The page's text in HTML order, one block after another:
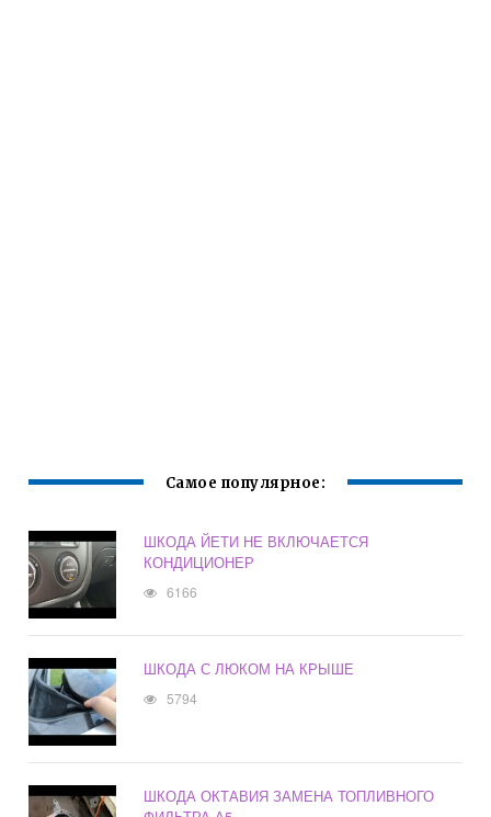
Самое популярное:
ШКОДА ЙЕТИ НЕ ВКЛЮЧАЕТСЯ
КОНДИЦИОНЕР
6166
ШКОДА С ЛЮКОМ НА КРЫШЕ
5794
ШКОДА ОКТАВИЯ ЗАМЕНА ТОПЛИВНОГО